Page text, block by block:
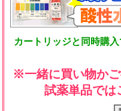
カートリッジと同時購
※一緒に買い物か
試薬単品では